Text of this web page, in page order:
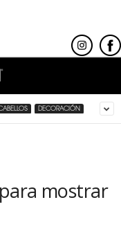
DECORACIÓN
mostrar